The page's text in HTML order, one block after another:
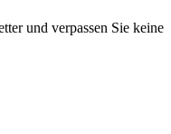
und verpassen Sie keine